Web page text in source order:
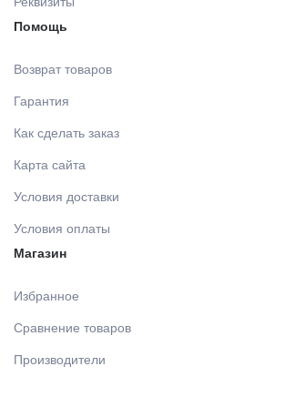
Помощь
Возврат товаров
Гарантия
Как сделать заказ
Карта сайта
Условия доставки
Условия оплаты
Магазин
Избранное
Сравнение товаров
Производители